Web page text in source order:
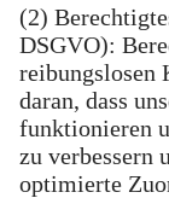
(2)
DSGVO):
reibungslosen
daran, dass
funktionieren
zu verbessern
optimierte